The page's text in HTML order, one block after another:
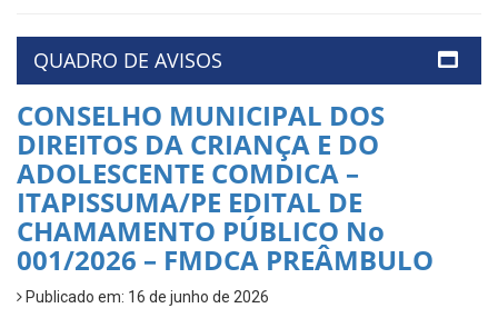
QUADRO DE AVISOS
CONSELHO MUNICIPAL DOS
DIREITOS DA CRIANÇA E DO
ADOLESCENTE COMDICA –
ITAPISSUMA/PE EDITAL DE
CHAMAMENTO PÚBLICO No
001/2026 – FMDCA PREÂMBULO
Publicado em: 16 de junho de 2026